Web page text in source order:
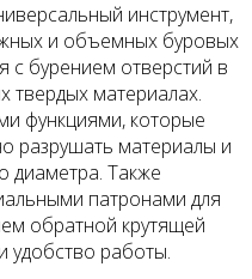
инструмент,
и объемных буровых
с бурением отверстий в
твердых материалах.
функциями, которые
разрушать материалы и
диаметра. Также
патронами для
обратной крутящей
удобство работы.